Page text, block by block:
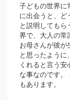
子どもの世界に
に出会うと、ど
と説明しても
界で、大人の常
お母さんが彼
と思ったよう
くれると言う
な事なのです
もあります。